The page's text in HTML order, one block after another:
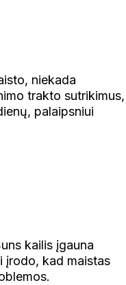
niekada
trakto sutrikimus,
palaipsniui
kailis įgauna
įrodo, kad maistas